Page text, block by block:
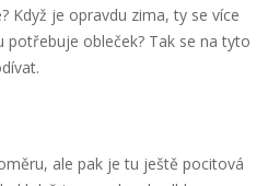
Když je opravdu zima, ty se více
potřebuje obleček? Tak se na tyto
ale pak je tu ještě pocitová